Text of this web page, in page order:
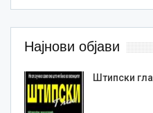
Најнови објави
Штипски